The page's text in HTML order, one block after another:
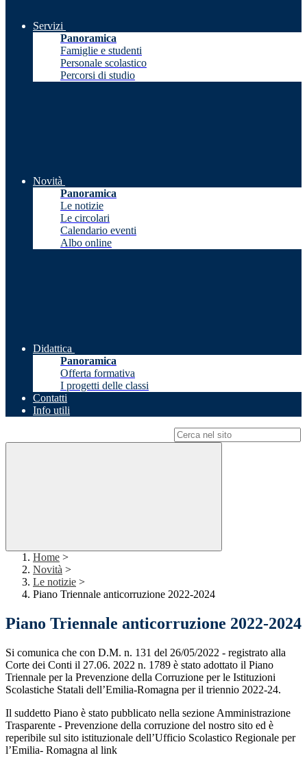
Servizi
Panoramica
Famiglie e studenti
Personale scolastico
Percorsi di studio
Novità
Panoramica
Le notizie
Le circolari
Calendario eventi
Albo online
Didattica
Panoramica
Offerta formativa
I progetti delle classi
Contatti
Info utili
Home >
Novità >
Le notizie >
Piano Triennale anticorruzione 2022-2024
Piano Triennale anticorruzione 2022-2024
Si comunica che con D.M. n. 131 del 26/05/2022 - registrato alla
Corte dei Conti il 27.06. 2022 n. 1789 è stato adottato il Piano
Triennale per la Prevenzione della Corruzione per le Istituzioni
Scolastiche Statali dell’Emilia-Romagna per il triennio 2022-24.
Il suddetto Piano è stato pubblicato nella sezione Amministrazione
Trasparente - Prevenzione della corruzione del nostro sito ed è
reperibile sul sito istituzionale dell’Ufficio Scolastico Regionale per
l’Emilia- Romagna al link